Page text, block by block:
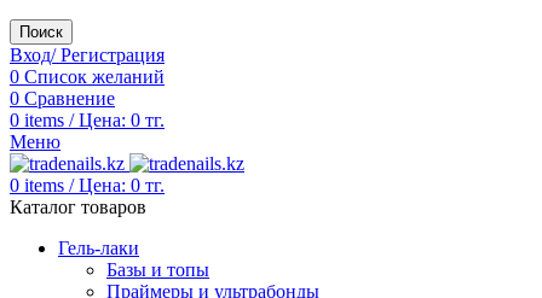
Поиск
Вход/ Регистрация
0 Список желаний
0 Сравнение
0 items / Цена: 0 тг.
Меню
0 items / Цена: 0 тг.
Каталог товаров
Гель-лаки
Базы и топы
Праймеры и ультрабонды